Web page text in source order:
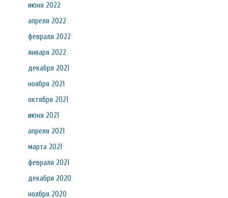
июня 2022
апреля 2022
февраля 2022
января 2022
декабря 2021
ноября 2021
октября 2021
июня 2021
апреля 2021
марта 2021
февраля 2021
декабря 2020
ноября 2020